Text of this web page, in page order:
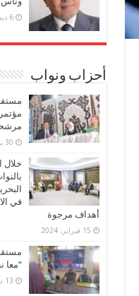
6 ديسمبر، 2025
أحزاب ونواب
30 يوليو، 2025
خلال
في
أهداف مرجوة
15 فبراير، 2024
“معا
13 نوفمبر، 2021